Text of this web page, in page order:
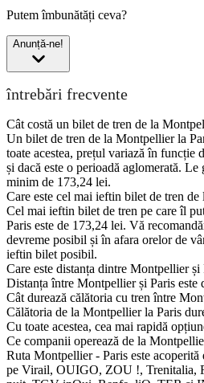
Putem îmbunătăți ceva?
Anunță-ne!
întrebări frecvente
Cât costă un bilet de tren de la
Un bilet de tren de la Montpellier la
toate acestea, prețul variază în funcție
și dacă este o perioadă aglomerată.
minim de 173,24 lei.
Care este cel mai ieftin bilet de tren
Cel mai ieftin bilet de tren pe care îl
Paris este de 173,24 lei. Vă
devreme posibil și în afara orelor de
ieftin bilet posibil.
Care este distanța dintre Montpellier și
Distanța între Montpellier și Paris este
Cât durează călătoria cu tren între
Călătoria de la Montpellier la Paris
Cu toate acestea, cea mai rapidă
Ce companii operează de la
Ruta Montpellier - Paris este
pe Virail, OUIGO, ZOU !, Trenitalia,